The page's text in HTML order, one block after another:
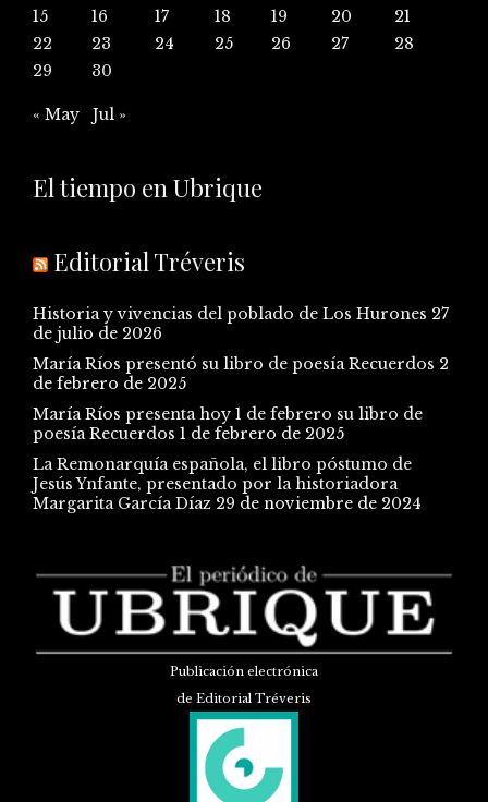
15
16 17 18 19 20
21
22
23 24 25 26 27
28
29
30
« May Jul »
El tiempo en Ubrique
Editorial Tréveris
Historia y vivencias del poblado de Los Hurones 27
de julio de 2026
María Ríos presentó su libro de poesía Recuerdos 2
de febrero de 2025
María Ríos presenta hoy 1 de febrero su libro de
poesía Recuerdos 1 de febrero de 2025
La Remonarquía española, el libro póstumo de
Jesús Ynfante, presentado por la historiadora
Margarita García Díaz 29 de noviembre de 2024
Publicación electrónica
de Editorial Tréveris